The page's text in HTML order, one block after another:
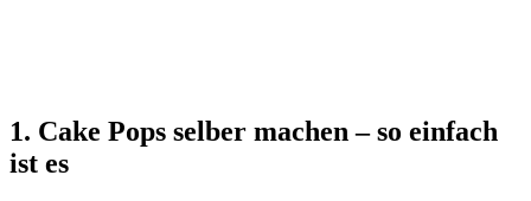
1. Cake Pops selber machen – so einfach
ist es